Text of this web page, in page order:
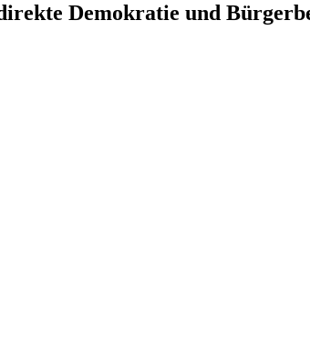
Demokratie und